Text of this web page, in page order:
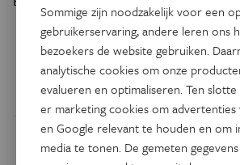
hand werken. Minder calorieën eten,
stimuleert, beschermt de
afsterven.
DoorKatja Gaschler
Sommige zijn noodzakelijk voor een
gebruikerservaring, andere leren ons
bezoekers de website gebruiken.
analytische cookies om onze
evalueren en optimaliseren. Ten slotte
er marketing cookies om advertenties
en Google relevant te houden en om
media te tonen. De gemeten